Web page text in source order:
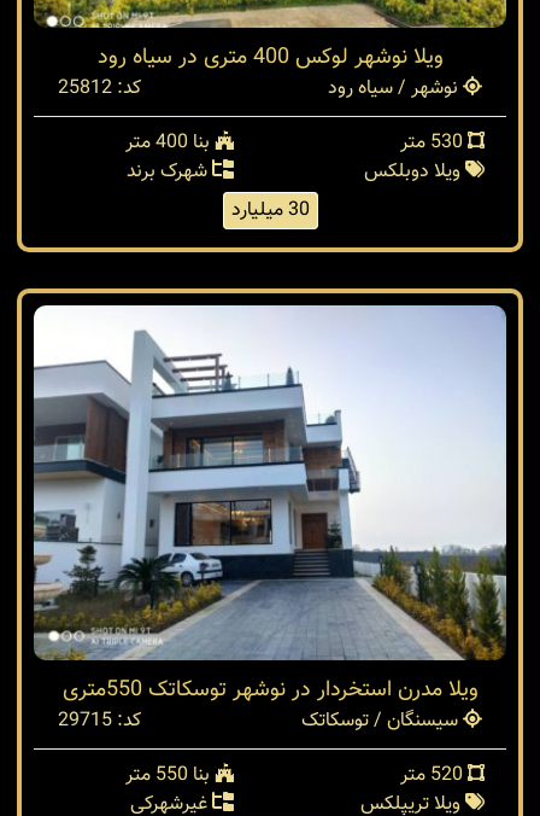
ویلا نوشهر لوکس 400 متری در سیاه رود
نوشهر / سیاه رود
کد: 25812
بنا 400 متر
ویلا دوبلکس
شهرک برند
30 میلیارد
ویلا مدرن استخردار در نوشهر توسکاتک 550متری
سیسنگان / توسکاتک
کد: 29715
بنا 550 متر
ویلا تریپلکس
غیرشهرکی